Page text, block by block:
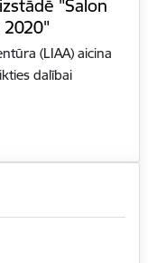
"Salon
(LIAA) aicina
dalībai